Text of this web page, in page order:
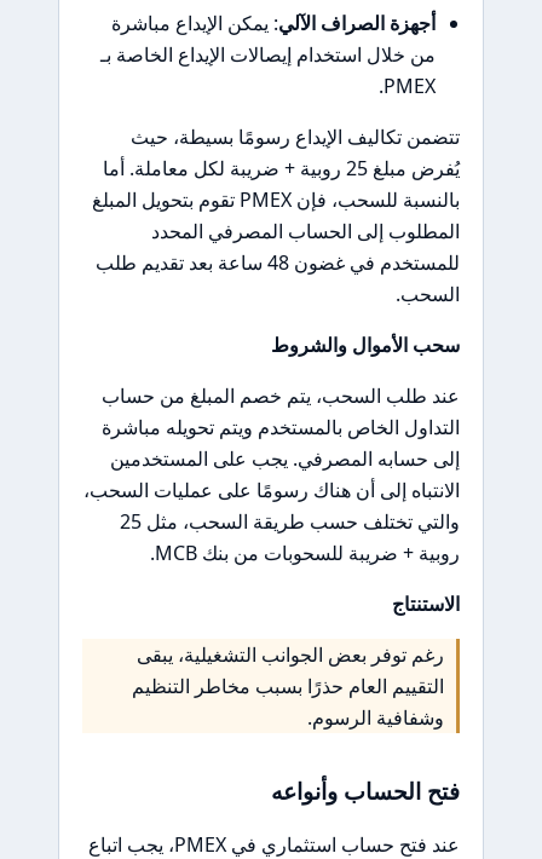
أجهزة الصراف الآلي: يمكن الإيداع مباشرة
من خلال استخدام إيصالات الإيداع الخاصة بـ
PMEX.
تتضمن تكاليف الإيداع رسومًا بسيطة، حيث
يُفرض مبلغ 25 روبية + ضريبة لكل معاملة. أما
بالنسبة للسحب، فإن PMEX تقوم بتحويل المبلغ
المطلوب إلى الحساب المصرفي المحدد
للمستخدم في غضون 48 ساعة بعد تقديم طلب
السحب.
سحب الأموال والشروط
عند طلب السحب، يتم خصم المبلغ من حساب
التداول الخاص بالمستخدم ويتم تحويله مباشرة
إلى حسابه المصرفي. يجب على المستخدمين
الانتباه إلى أن هناك رسومًا على عمليات السحب،
والتي تختلف حسب طريقة السحب، مثل 25
روبية + ضريبة للسحوبات من بنك MCB.
الاستنتاج
رغم توفر بعض الجوانب التشغيلية، يبقى
التقييم العام حذرًا بسبب مخاطر التنظيم
وشفافية الرسوم.
فتح الحساب وأنواعه
عند فتح حساب استثماري في PMEX، يجب اتباع